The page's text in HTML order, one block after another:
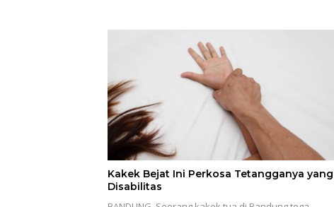
Kakek Bejat Ini Perkosa Tetangganya yang
Disabilitas